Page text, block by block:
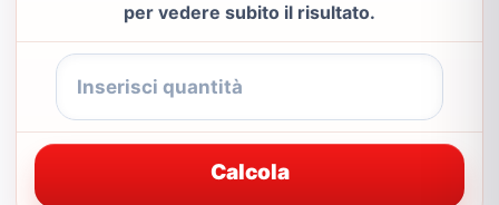
per vedere subito il risultato.
Calcola